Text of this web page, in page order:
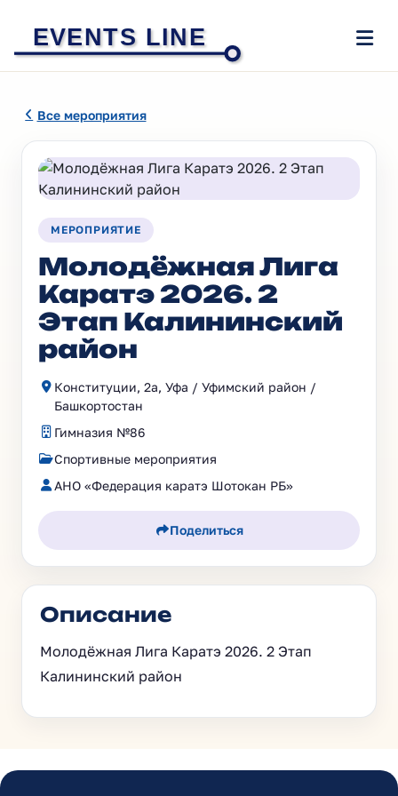
EVENTS LINE
Все мероприятия
МЕРОПРИЯТИЕ
Молодёжная Лига
Каратэ 2026. 2
Этап Калининский
район
Конституции, 2а, Уфа / Уфимский район /
Башкортостан
Гимназия №86
Спортивные мероприятия
АНО «Федерация каратэ Шотокан РБ»
Поделиться
Описание
Молодёжная Лига Каратэ 2026. 2 Этап
Калининский район